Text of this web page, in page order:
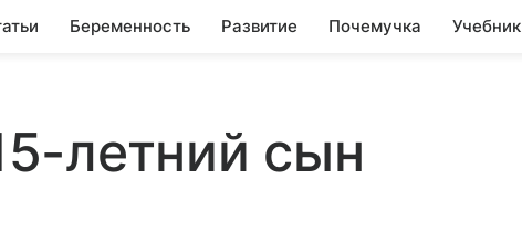
Беременность Развитие Почемучка Учебник
летний сын